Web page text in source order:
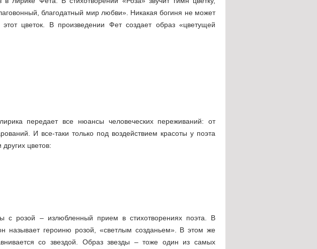
благодатный мир любви». Никакая богиня не может
цветок. В произведении Фет создает образ «цветущей
передает все нюансы человеческих переживаний: от
И все-таки только под воздействием красоты у поэта
других цветов:
с розой – излюбленный прием в стихотворениях поэта. В
называет героиню розой, «светлым созданьем». В этом же
со звездой. Образ звезды – тоже один из самых